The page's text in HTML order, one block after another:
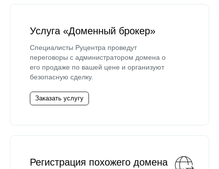
Услуга «Доменный брокер»
Специалисты Руцентра проведут
переговоры с администратором домена о
его продаже по вашей цене и организуют
безопасную сделку.
Заказать услугу
Регистрация похожего домена